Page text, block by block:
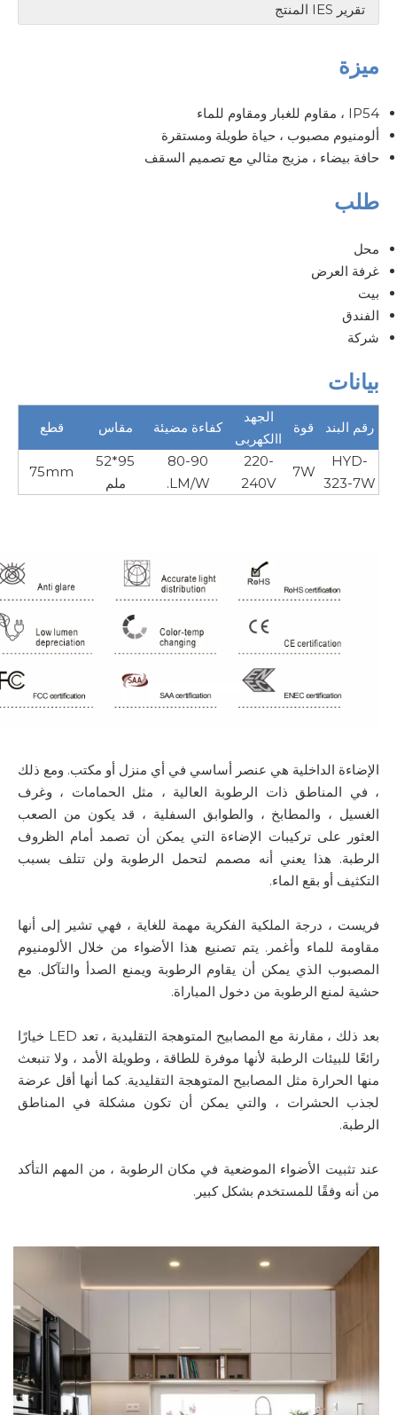
تقرير IES المنتج
ميزة
IP54 ، مقاوم للغبار ومقاوم للماء
ألومنيوم مصبوب ، حياة طويلة ومستقرة
حافة بيضاء ، مزيج مثالي مع تصميم السقف
طلب
محل
غرفة العرض
بيت
الفندق
شركة
بيانات
رقم البند قوة
الجهد
االكهربى
كفاءة مضيئة مقاس
قطع
HYD-
323-7W
7W
220-
240V
80-90
LM/W.
95*52
ملم
75mm
الإضاءة الداخلية هي عنصر أساسي في أي منزل أو مكتب. ومع ذلك
، في المناطق ذات الرطوبة العالية ، مثل الحمامات ، وغرف
الغسيل ، والمطابخ ، والطوابق السفلية ، قد يكون من الصعب
العثور على تركيبات الإضاءة التي يمكن أن تصمد أمام الظروف
الرطبة. هذا يعني أنه مصمم لتحمل الرطوبة ولن تتلف بسبب
التكثيف أو بقع الماء.
فريست ، درجة الملكية الفكرية مهمة للغاية ، فهي تشير إلى أنها
مقاومة للماء وأغمر. يتم تصنيع هذا الأضواء من خلال الألومنيوم
المصبوب الذي يمكن أن يقاوم الرطوبة ويمنع الصدأ والتآكل. مع
حشية لمنع الرطوبة من دخول المباراة.
بعد ذلك ، مقارنة مع المصابيح المتوهجة التقليدية ، تعد LED خيارًا
رائعًا للبيئات الرطبة لأنها موفرة للطاقة ، وطويلة الأمد ، ولا تنبعث
منها الحرارة مثل المصابيح المتوهجة التقليدية. كما أنها أقل عرضة
لجذب الحشرات ، والتي يمكن أن تكون مشكلة في المناطق
الرطبة.
عند تثبيت الأضواء الموضعية في مكان الرطوبة ، من المهم التأكد
من أنه وفقًا للمستخدم بشكل كبير.